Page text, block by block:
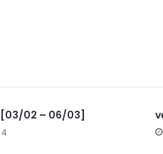
[03/02 – 06/03]